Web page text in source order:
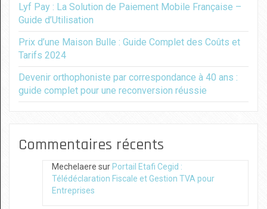
Lyf Pay : La Solution de Paiement Mobile Française –
Guide d’Utilisation
Prix d’une Maison Bulle : Guide Complet des Coûts et
Tarifs 2024
Devenir orthophoniste par correspondance à 40 ans :
guide complet pour une reconversion réussie
Commentaires récents
Mechelaere sur Portail Etafi Cegid :
Télédéclaration Fiscale et Gestion TVA pour
Entreprises